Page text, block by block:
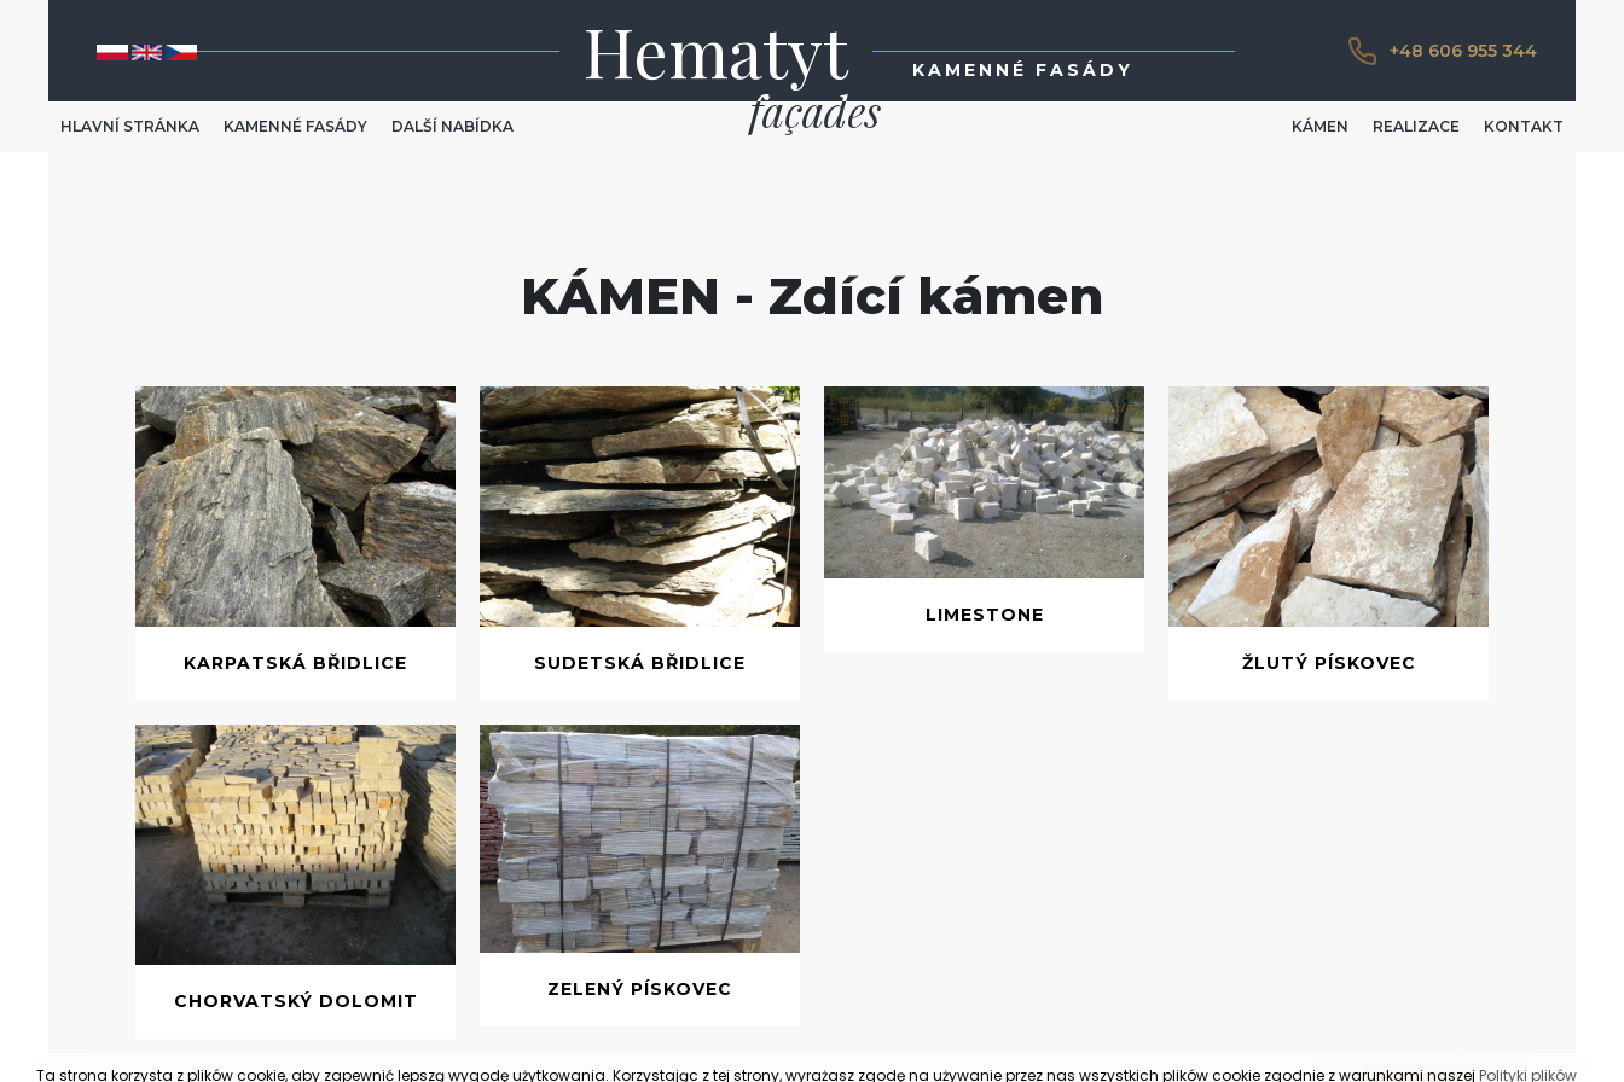
Hematyt KAMENNÉ FASÁDY
+48 606 955 344
HLAVNÍ STRÁNKA KAMENNÉ FASÁDY DALŠÍ NABÍDKA KÁMEN REALIZACE KONTAKT
KÁMEN - Zdící kámen
KARPATSKÁ BŘIDLICE SUDETSKÁ BŘIDLICE
LIMESTONE
ŽLUTÝ PÍSKOVEC
CHORVATSKÝ DOLOMIT
ZELENÝ PÍSKOVEC
Ta strona korzysta z plików cookie, aby zapewnić lepszą wygodę użytkowania. Korzystając z tej strony, wyrażasz zgodę na używanie przez nas wszystkich plików cookie zgodnie z warunkami naszej Polityki plików